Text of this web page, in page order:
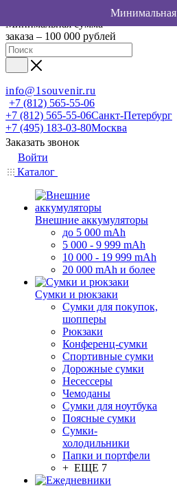
Минимальная сумма
заказа – 100 000 рублей
info@1souvenir.ru
+7 (812) 565-55-06
+7 (812) 565-55-06Санкт-Петербург
+7 (495) 183-03-80Москва
Заказать звонок
Войти
Каталог
Внешние аккумуляторы
до 5 000 mAh
5 000 - 9 999 mAh
10 000 - 19 999 mAh
20 000 mAh и более
Сумки и рюкзаки
Сумки для покупок,
шопперы
Рюкзаки
Конференц-сумки
Спортивные сумки
Дорожные сумки
Несессеры
Чемоданы
Сумки для ноутбука
Поясные сумки
Сумки-
холодильники
Папки и портфели
+ ЕЩЕ 7